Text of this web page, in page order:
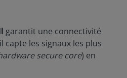
garantit une connectivité
capte les signaux les plus
secure core) en